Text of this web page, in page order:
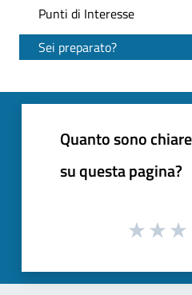
Punti di Interesse
Sei preparato?
Quanto sono
su questa pagina?